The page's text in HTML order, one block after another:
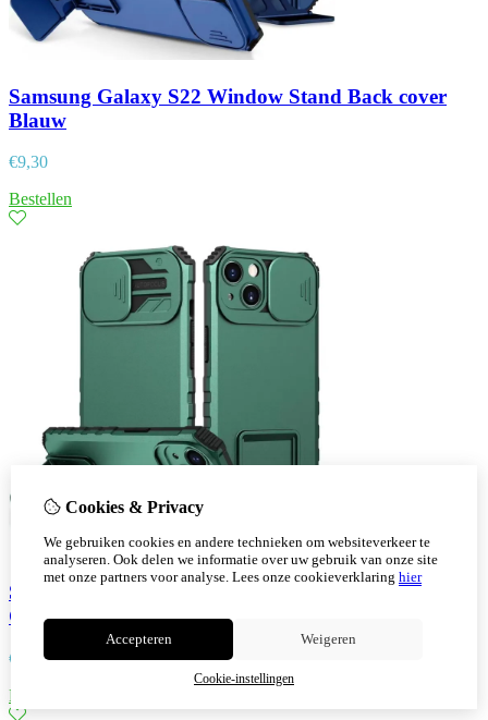
Samsung Galaxy S22 Window Stand Back cover
Blauw
€9,30
Bestellen
Samsung Galaxy S22 Window Stand Back cover
Groen
€
9,30
Bestellen
Cookies & Privacy
We gebruiken cookies en andere technieken om websiteverkeer te
analyseren. Ook delen we informatie over uw gebruik van onze site
met onze partners voor analyse. Lees onze cookieverklaring hier
Accepteren Weigeren
Cookie-instellingen